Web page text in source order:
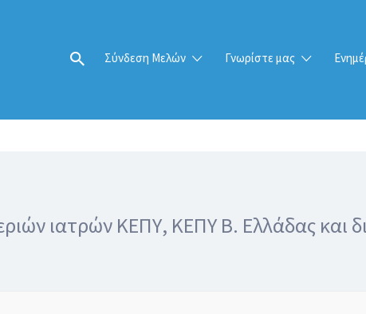
Σύνδεση Μελών Γνωρίστε μας
ιατρών ΚΕΠΥ, ΚΕΠΥ Β. Ελλάδας και